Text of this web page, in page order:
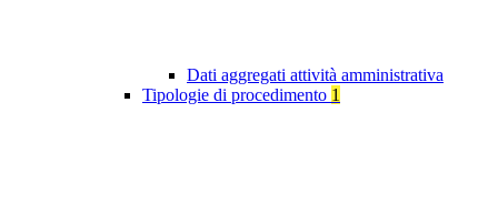
Dati aggregati attività amministrativa
Tipologie di procedimento 1